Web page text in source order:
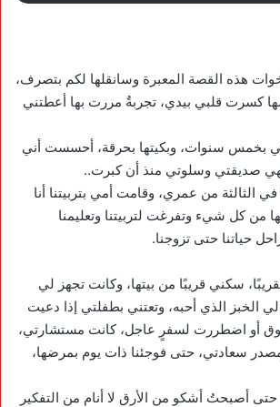
هذه القصة المعبرة وسانقلها لكم بتصرف،
كسرت قلبي بيدي، تجربةٌ مررت بها أعطتني
بخمس سنوات، وبكيتها بحرقة، أحسست أني
صديقتي وسلوتي منذ أن كبرت..
الثالثة من عمري، وقامت أمي بتربيتنا أنا
من كل شيء وتفرغت لتربيتنا وتعليمنا
حياتنا حتى تزوجنا.
سكني قريبًا من بيتها، وكانت تجهز لي
الخبز الذي أحبه، وتعتني بطفلتي إذا دعيت
أو اضطررت لسفرٍ عاجل، كانت مستشارتي،
سعادتي، حتى فوجئنا ذات يوم بمرضها،
أصبحتُ أشكو من الأرق لا أنام من التفكير